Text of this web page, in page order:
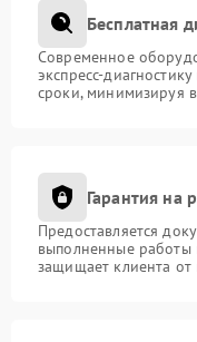
Бесплатная
Современное
экспресс-
сроки, минимизируя
Гарантия на
Предоставляется
выполненные работы
защищает клиента от